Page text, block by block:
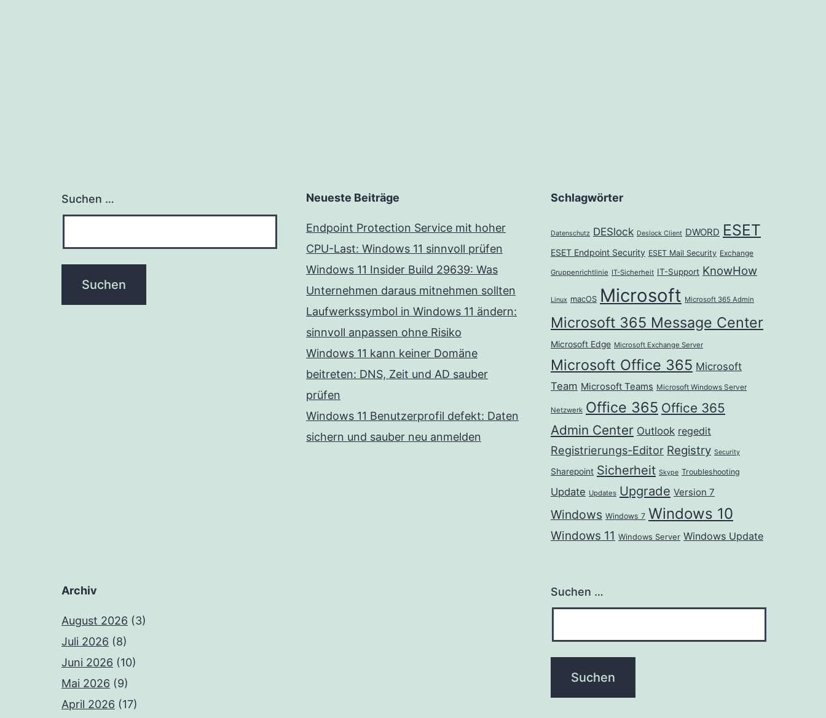
Suchen … Neueste Beiträge
Endpoint Protection Service mit hoher
CPU-Last: Windows 11 sinnvoll prüfen
Windows 11 Insider Build 29639: Was
Unternehmen daraus mitnehmen sollten
Laufwerkssymbol in Windows 11 ändern:
sinnvoll anpassen ohne Risiko
Windows 11 kann keiner Domäne
beitreten: DNS, Zeit und AD sauber
prüfen
Windows 11 Benutzerprofil defekt: Daten
sichern und sauber neu anmelden
Schlagwörter
Datenschutz DESlock Deslock Client DWORD ESET
ESET Endpoint Security ESET Mail Security Exchange
Gruppenrichtlinie IT-Sicherheit IT-Support KnowHow
Linux macOS Microsoft Microsoft 365 Admin
Microsoft 365 Message Center
Microsoft Edge Microsoft Exchange Server
Microsoft Office 365 Microsoft
Team Microsoft Teams Microsoft Windows Server
Netzwerk Office 365 Office 365
Admin Center Outlook regedit
Registrierungs-Editor Registry Security
Sharepoint Sicherheit Skype Troubleshooting
Update Updates Upgrade Version 7
Windows Windows 7 Windows 10
Windows 11 Windows Server Windows Update
Archiv
August 2026 (3)
Juli 2026 (8)
Juni 2026 (10)
Mai 2026 (9)
April 2026 (17)
Suchen …